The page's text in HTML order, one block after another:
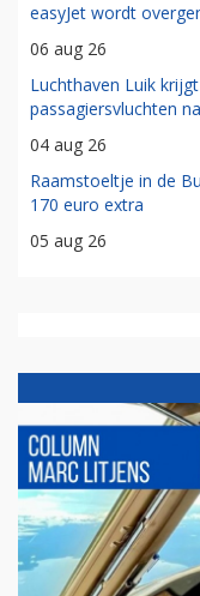
easyJet wordt
06 aug 26
Luchthaven Luik
passagiersvluchten
04 aug 26
Raamstoeltje in de
170 euro extra
05 aug 26